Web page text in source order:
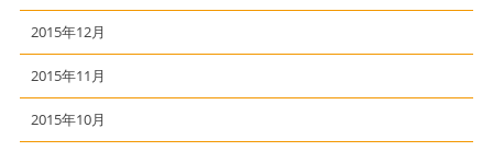
2015年12月
2015年11月
2015年10月